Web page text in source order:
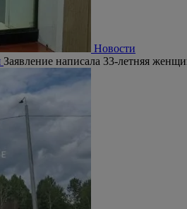
Новости
Заявление написала 33-летняя